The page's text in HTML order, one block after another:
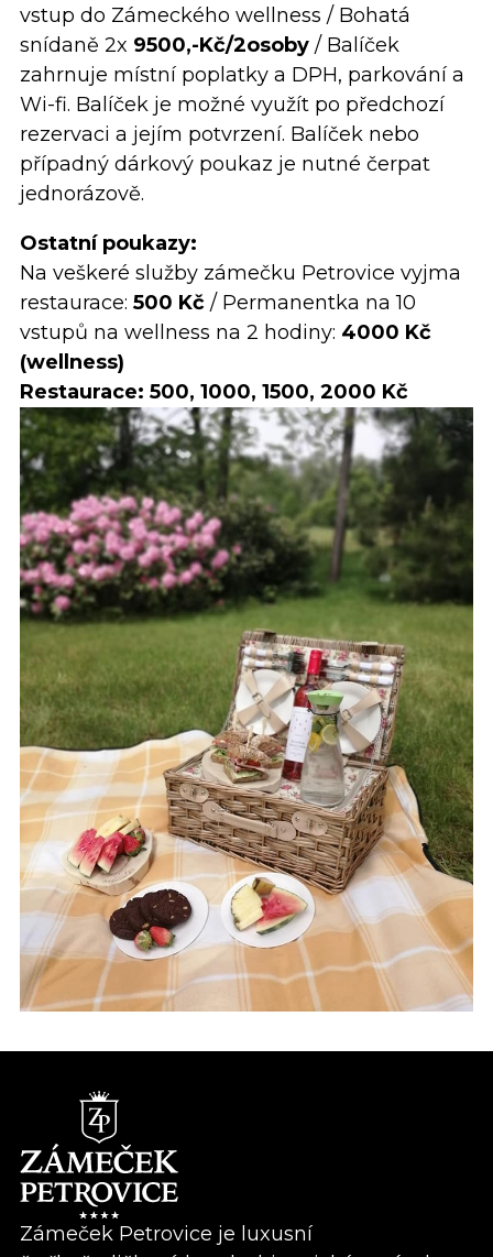
vstup do Zámeckého wellness / Bohatá
snídaně 2x 9500,-Kč/2osoby / Balíček
zahrnuje místní poplatky a DPH, parkování a
Wi-fi. Balíček je možné využít po předchozí
rezervaci a jejím potvrzení. Balíček nebo
případný dárkový poukaz je nutné čerpat
jednorázově.
Ostatní poukazy:
Na veškeré služby zámečku Petrovice vyjma
restaurace: 500 Kč / Permanentka na 10
vstupů na wellness na 2 hodiny: 4000 Kč
(wellness)
Restaurace: 500, 1000, 1500, 2000 Kč
Zámeček Petrovice je luxusní